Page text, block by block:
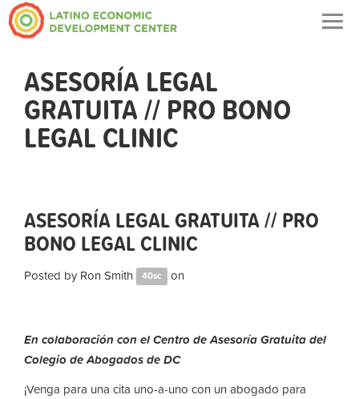
ASESORÍA LEGAL
GRATUITA // PRO BONO
LEGAL CLINIC
ASESORÍA LEGAL GRATUITA // PRO
BONO LEGAL CLINIC
Posted by Ron Smith 40sc on
En colaboración con el Centro de Asesoría Gratuita del
Colegio de Abogados de DC
¡Venga para una cita uno-a-uno con un abogado para